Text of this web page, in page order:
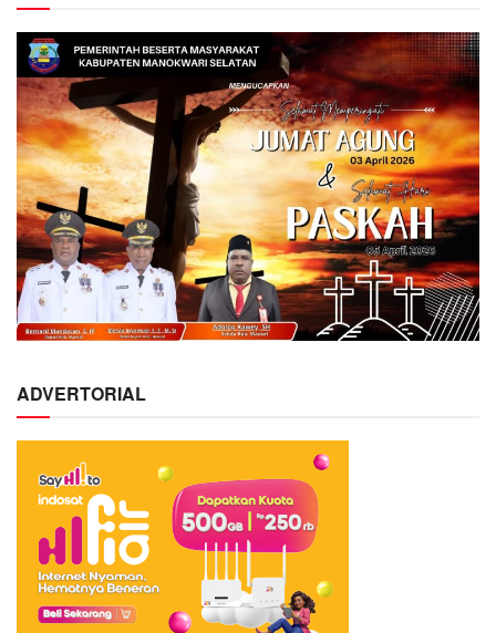
ADVERTORIAL